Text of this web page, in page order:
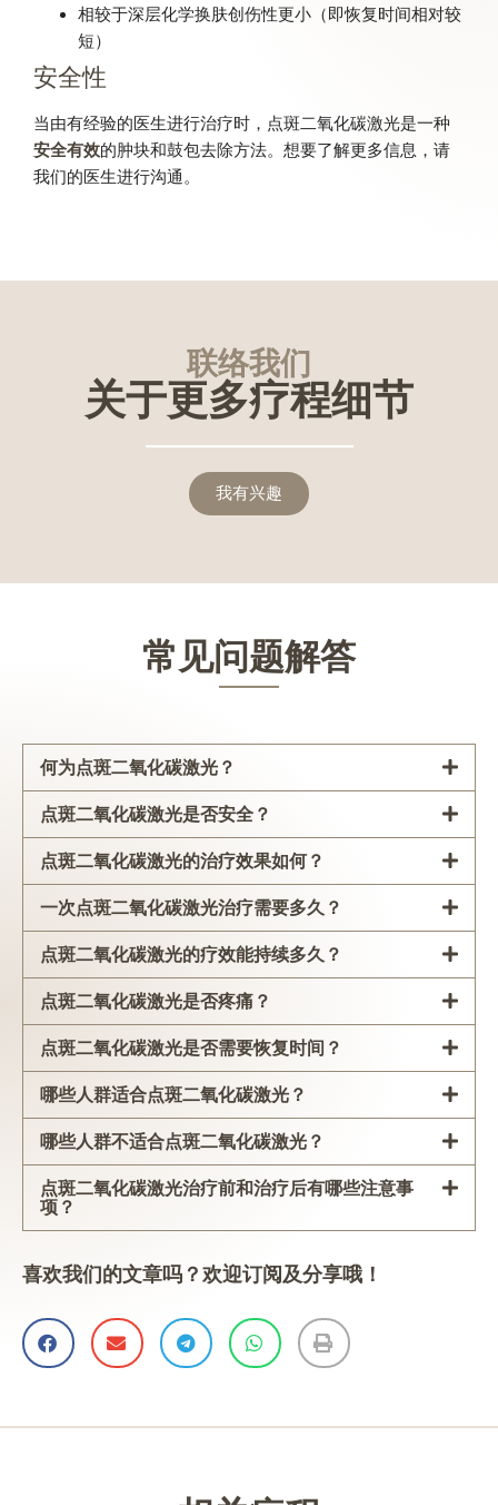
相较于深层化学换肤创伤性更小（即恢复时间相对较
短）
安全性
当由有经验的医生进行治疗时，点斑二氧化碳激光是一种
安全有效的肿块和鼓包去除方法。想要了解更多信息，请
我们的医生进行沟通。
联络我们
关于更多疗程细节
我有兴趣
常见问题解答
何为点斑二氧化碳激光？
点斑二氧化碳激光是否安全？
点斑二氧化碳激光的治疗效果如何？
一次点斑二氧化碳激光治疗需要多久？
点斑二氧化碳激光的疗效能持续多久？
点斑二氧化碳激光是否疼痛？
点斑二氧化碳激光是否需要恢复时间？
哪些人群适合点斑二氧化碳激光？
哪些人群不适合点斑二氧化碳激光？
点斑二氧化碳激光治疗前和治疗后有哪些注意事
项？
喜欢我们的文章吗？欢迎订阅及分享哦！